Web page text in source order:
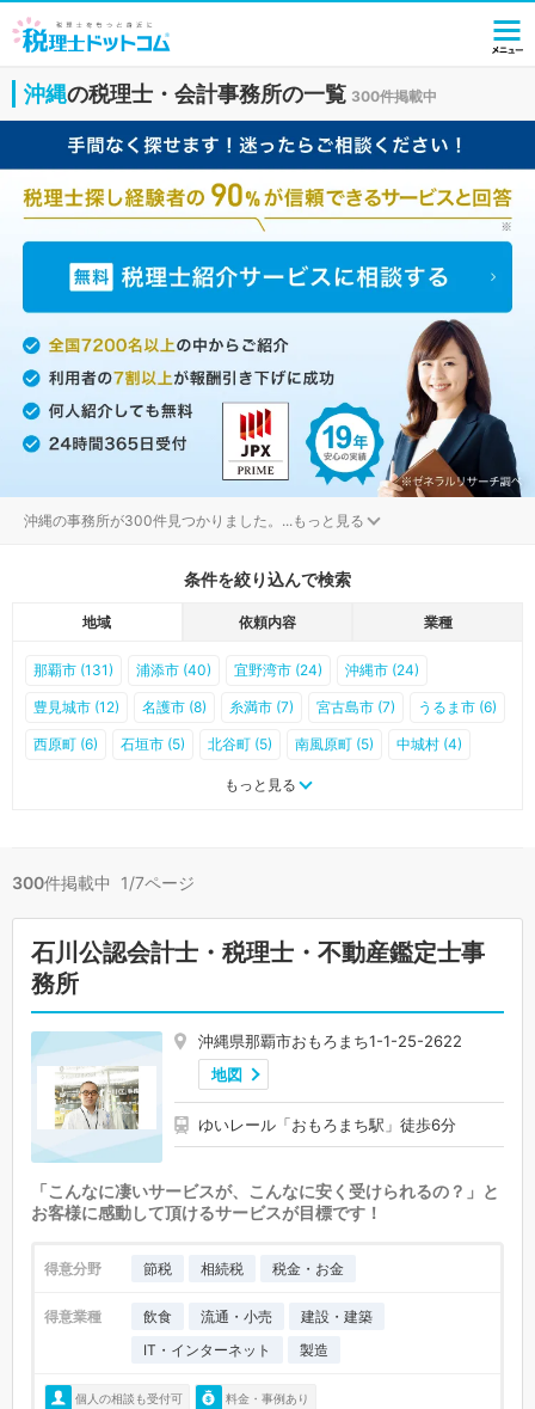
沖縄の税理士・会計事務所の一覧 300件掲載中
沖縄の事務所が300件見つかりました。 ...もっと見る
条件を絞り込んで検索
地域 依頼内容 業種
那覇市 (131) 浦添市 (40) 宜野湾市 (24) 沖縄市 (24)
豊見城市 (12) 名護市 (8) 糸満市 (7) 宮古島市 (7) うるま市 (6)
西原町 (6) 石垣市 (5) 北谷町 (5) 南風原町 (5) 中城村 (4)
北中城村 (3)
伊江村 (0) 渡嘉敷村 (0)
久米島町 (0) 多良間村 (0) 竹富町 (0) 与那国町 (0)
もっと見る
300件掲載中 1/7ページ
石川公認会計士・税理士・不動産鑑定士事
務所
沖縄県那覇市おもろまち1-1-25-2622
地図
ゆいレール「おもろまち駅」徒歩6分
「こんなに凄いサービスが、こんなに安く受けられるの？」と
お客様に感動して頂けるサービスが目標です！
得意分野 節税 相続税 税金・お金
得意業種 飲食 流通・小売
建設・建築
IT・インターネット
製造
個人の相談も受付可 料金・事例あり